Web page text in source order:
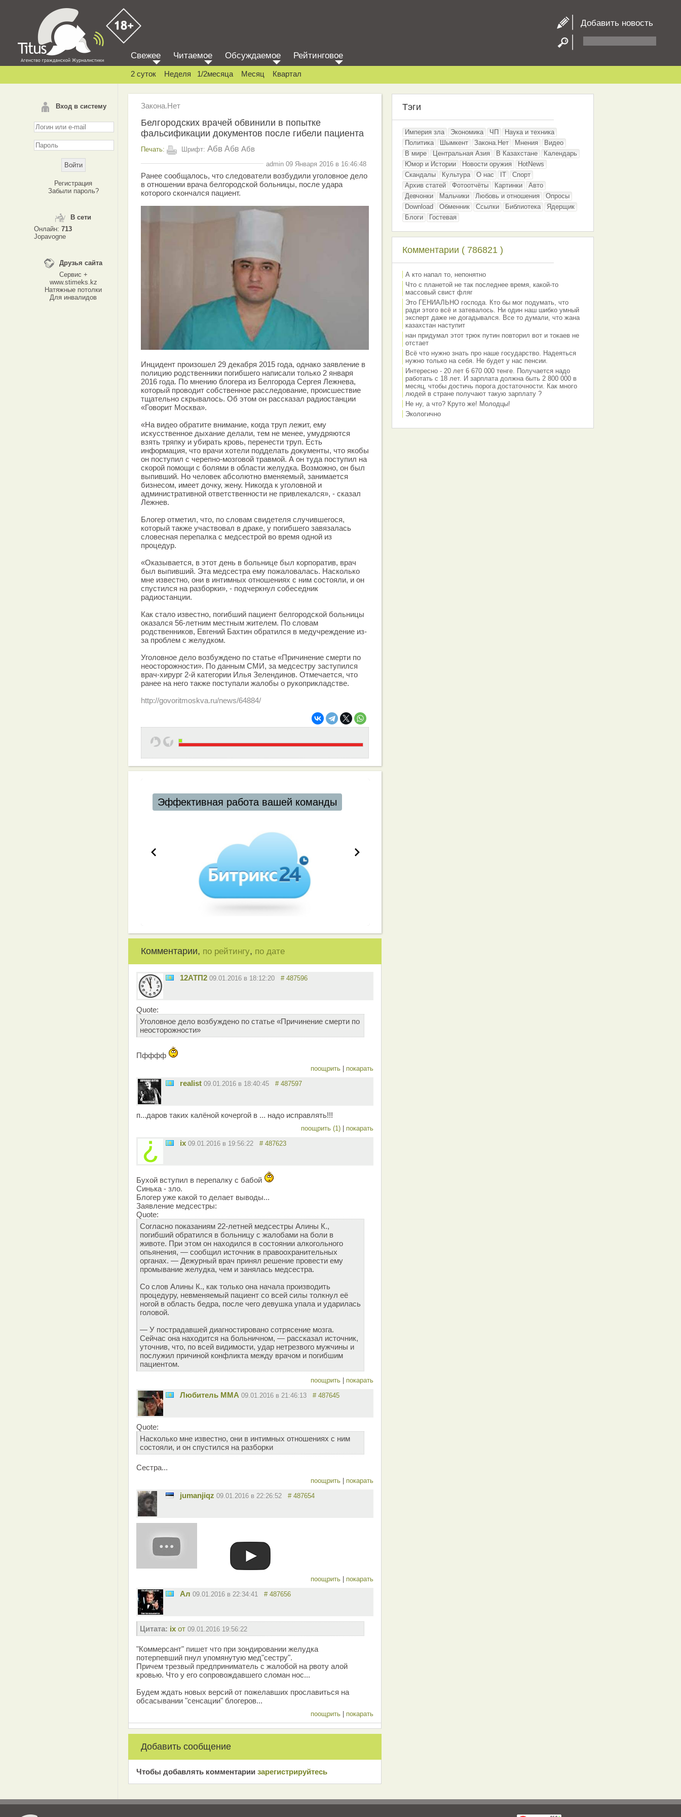
Добавить новость
Вход в систему
Регистрация
Забыли пароль?
В сети
Онлайн: 713
Jopavogne
Друзья сайта
Сервис +
www.stimeks.kz
Натяжные потолки
Для инвалидов
Свежее Читаемое Обсуждаемое Рейтинговое
2 суток Неделя 1/2месяца Месяц Квартал
Закона.Нет
Белгородских врачей обвинили в попытке
фальсификации документов после гибели пациента
Печать: Шрифт: Абв Абв Абв
admin 09 Января 2016 в 16:46:48
Ранее сообщалось, что следователи возбудили уголовное дело
в отношении врача белгородской больницы, после удара
которого скончался пациент.
Инцидент произошел 29 декабря 2015 года, однако заявление в
полицию родственники погибшего написали только 2 января
2016 года. По мнению блогера из Белгорода Сергея Лежнева,
который проводит собственное расследование, происшествие
тщательно скрывалось. Об этом он рассказал радиостанции
«Говорит Москва».
«На видео обратите внимание, когда труп лежит, ему
искусственное дыхание делали, тем не менее, умудряются
взять тряпку и убирать кровь, перенести труп. Есть
информация, что врачи хотели подделать документы, что якобы
он поступил с черепно-мозговой травмой. А он туда поступил на
скорой помощи с болями в области желудка. Возможно, он был
выпивший. Но человек абсолютно вменяемый, занимается
бизнесом, имеет дочку, жену. Никогда к уголовной и
административной ответственности не привлекался», - сказал
Лежнев.
Блогер отметил, что, по словам свидетеля случившегося,
который также участвовал в драке, у погибшего завязалась
словесная перепалка с медсестрой во время одной из
процедур.
«Оказывается, в этот день в больнице был корпоратив, врач
был выпивший. Эта медсестра ему пожаловалась. Насколько
мне известно, они в интимных отношениях с ним состояли, и он
спустился на разборки», - подчеркнул собеседник
радиостанции.
Как стало известно, погибший пациент белгородской больницы
оказался 56-летним местным жителем. По словам
родственников, Евгений Бахтин обратился в медучреждение из-
за проблем с желудком.
Уголовное дело возбуждено по статье «Причинение смерти по
неосторожности». По данным СМИ, за медсестру заступился
врач-хирург 2-й категории Илья Зелендинов. Отмечается, что
ранее на него также поступали жалобы о рукоприкладстве.
http://govoritmoskva.ru/news/64884/
Эффективная работа вашей команды
Комментарии, по рейтингу, по дате
12АТП2 09.01.2016 в 18:12:20 # 487596
Quote:
Уголовное дело возбуждено по статье «Причинение смерти по
неосторожности»
Пфффф
поощрить покарать
realist 09.01.2016 в 18:40:45 # 487597
п...даров таких калёной кочергой в ... надо исправлять!!!
поощрить (1) покарать
ix 09.01.2016 в 19:56:22 # 487623
Бухой вступил в перепалку с бабой
Синька - зло.
Блогер уже какой то делает выводы...
Заявление медсестры:
Quote:
Согласно показаниям 22-летней медсестры Алины К.,
погибший обратился в больницу с жалобами на боли в
животе. При этом он находился в состоянии алкогольного
опьянения, — сообщил источник в правоохранительных
органах. — Дежурный врач принял решение провести ему
промывание желудка, чем и занялась медсестра.
Со слов Алины К., как только она начала производить
процедуру, невменяемый пациент со всей силы толкнул её
ногой в область бедра, после чего девушка упала и ударилась
головой.
— У пострадавшей диагностировано сотрясение мозга.
Сейчас она находится на больничном, — рассказал источник,
уточнив, что, по всей видимости, удар нетрезвого мужчины и
послужил причиной конфликта между врачом и погибшим
пациентом.
поощрить покарать
Любитель ММА 09.01.2016 в 21:46:13 # 487645
Quote:
Насколько мне известно, они в интимных отношениях с ним
состояли, и он спустился на разборки
Сестра...
поощрить покарать
jumanjiqz 09.01.2016 в 22:26:52 # 487654
поощрить покарать
Ал 09.01.2016 в 22:34:41 # 487656
Цитата: ix от 09.01.2016 19:56:22
"Коммерсант" пишет что при зондировании желудка
потерпевший пнул упомянутую мед"сестру".
Причем трезвый предприниматель с жалобой на рвоту алой
кровью. Что у его сопровождавшего сломан нос...
Будем ждать новых версий от пожелавших прославиться на
обсасывании "сенсации" блогеров...
поощрить покарать
Добавить сообщение
Чтобы добавлять комментарии зарeгиcтрирyйтeсь
Тэги
Империя зла Экономика ЧП
Наука и техника
Политика
Шымкент Закона.Нет Мнения
Видео
В мире
Центральная Азия В Казахстане
Календарь
Юмор и Истории
Новости оружия
HotNews
Скандалы
Культура О нас IT
Спорт
Архив статей
Фотоотчёты Картинки
Авто
Девчонки
Мальчики Любовь и отношения
Опросы
Download
Обменник Ссылки Библиотека
Ядерщик
Блоги
Гостевая
Комментарии ( 786821 )
А кто напал то, непонятно
Что с планетой не так последнее время, какой-то
массовый свист фляг
Это ГЕНИАЛЬНО господа. Кто бы мог подумать, что
ради этого всё и затевалось. Ни один наш шибко умный
эксперт даже не догадывался. Все то думали, что жана
казахстан наступит
нан придумал этот трюк путин повторил вот и токаев не
отстает
Всё что нужно знать про наше государство. Надеяться
нужно только на себя. Не будет у нас пенсии.
Интересно - 20 лет 6 670 000 тенге. Получается надо
работать с 18 лет. И зарплата должна быть 2 800 000 в
месяц, чтобы достичь порога достаточности. Как много
людей в стране получают такую зарплату ?
Не ну, а что? Круто же! Молодцы!
Экологично